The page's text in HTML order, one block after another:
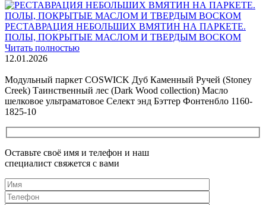
РЕСТАВРАЦИЯ НЕБОЛЬШИХ ВМЯТИН НА ПАРКЕТЕ.
ПОЛЫ, ПОКРЫТЫЕ МАСЛОМ И ТВЕРДЫМ ВОСКОМ
Читать полностью
12.01.2026
Модульный паркет COSWICK Дуб Каменный Ручей (Stoney
Creek) Таинственный лес (Dark Wood collection) Масло
шелковое ультраматовое Селект энд Бэттер Фонтенбло 1160-
1825-10
Оставьте своё имя и телефон и наш
специалист свяжется с вами